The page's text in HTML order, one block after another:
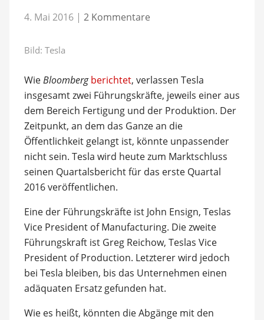
4. Mai 2016 | 2 Kommentare
Bild: Tesla
WieBloomberg berichtet, verlassen Tesla
insgesamt zwei Führungskräfte, jeweils einer aus
dem Bereich Fertigung und der Produktion. Der
Zeitpunkt, an dem das Ganze an die
Öffentlichkeit gelangt ist, könnte unpassender
nicht sein. Tesla wird heute zum Marktschluss
seinen Quartalsbericht für das erste Quartal
2016 veröffentlichen.
Eine der Führungskräfte ist John Ensign, Teslas
Vice President of Manufacturing. Die zweite
Führungskraft ist Greg Reichow, Teslas Vice
President of Production. Letzterer wird jedoch
bei Tesla bleiben, bis das Unternehmen einen
adäquaten Ersatz gefunden hat.
Wie es heißt, könnten die Abgänge mit den